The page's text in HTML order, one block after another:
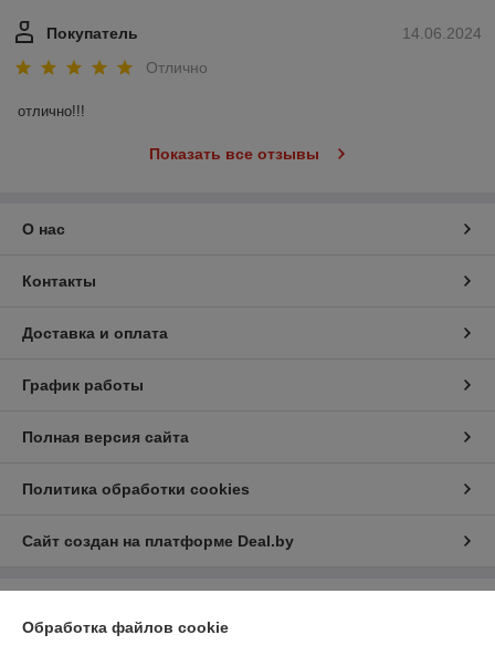
14.06.2024
Покупатель
Отлично
отлично!!!
Показать все отзывы
О нас
Контакты
Доставка и оплата
График работы
Полная версия сайта
Политика обработки cookies
Сайт создан на платформе Deal.by
Обработка файлов cookie